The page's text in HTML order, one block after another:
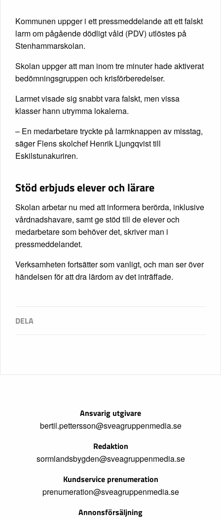
Kommunen uppger i ett pressmeddelande att ett falskt
larm om pågående dödligt våld (PDV) utlöstes på
Stenhammarskolan.
Skolan uppger att man inom tre minuter hade aktiverat
bedömningsgruppen och krisförberedelser.
Larmet visade sig snabbt vara falskt, men vissa
klasser hann utrymma lokalerna.
– En medarbetare tryckte på larmknappen av misstag,
säger Flens skolchef Henrik Ljungqvist till
Eskilstunakuriren.
Stöd erbjuds elever och lärare
Skolan arbetar nu med att informera berörda, inklusive
vårdnadshavare, samt ge stöd till de elever och
medarbetare som behöver det, skriver man i
pressmeddelandet.
Verksamheten fortsätter som vanligt, och man ser över
händelsen för att dra lärdom av det inträffade.
Ansvarig utgivare
bertil.pettersson@sveagruppenmedia.se
Redaktion
sormlandsbygden@sveagruppenmedia.se
Kundservice prenumeration
prenumeration@sveagruppenmedia.se
Annonsförsäljning